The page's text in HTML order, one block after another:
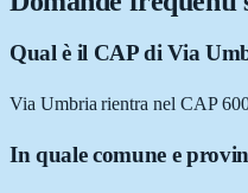
Qual è il CAP di Via
Via Umbria rientra nel CAP
In quale comune e